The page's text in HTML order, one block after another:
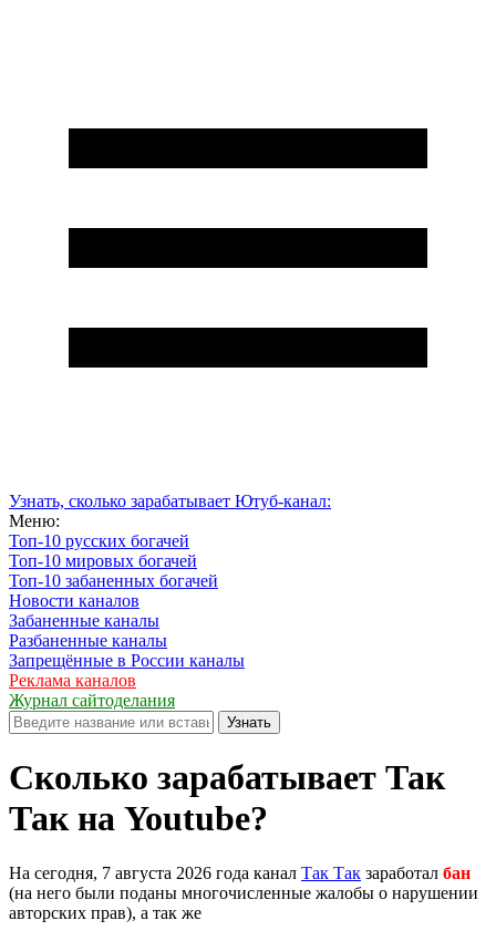
Узнать, сколько зарабатывает Ютуб-канал:
Меню:
Топ-10 русских богачей
Топ-10 мировых богачей
Топ-10 забаненных богачей
Новости каналов
Забаненные каналы
Разбаненные каналы
Запрещённые в России каналы
Реклама каналов
Журнал сайтоделания
Узнать
Сколько зарабатывает Так
Так на Youtube?
На сегодня, 7 августа 2026 года канал Так Так заработал бан
(на него были поданы многочисленные жалобы о нарушении
авторских прав), а так же